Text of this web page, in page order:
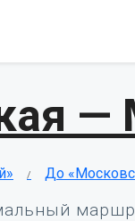
—
До